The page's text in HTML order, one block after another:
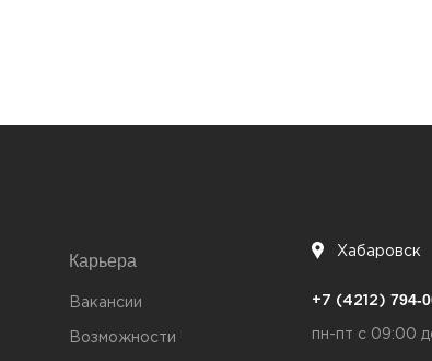
Карьера
Вакансии
Возможности
Хабаровск
+7 (4212) 794-
пн-пт с 09:00